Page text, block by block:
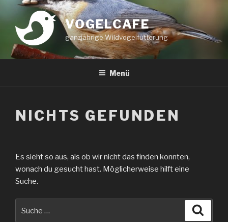
Inhalt
springen
VOGELCAFE
ganzjährige Wildvogelfütterung
Menü
NICHTS GEFUNDEN
Es sieht so aus, als ob wir nicht das finden konnten,
wonach du gesucht hast. Möglicherweise hilft eine
Suche.
nach: